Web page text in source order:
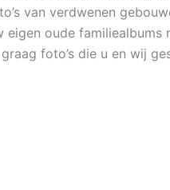
van verdwenen
eigen oude familiealbums
foto’s die u en wij